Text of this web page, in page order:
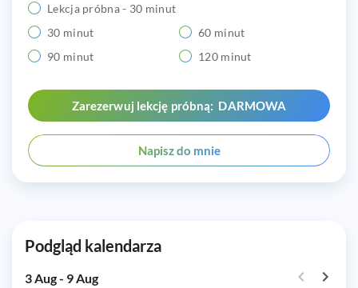
Lekcja próbna - 30 minut
30 minut
60 minut
90 minut
120 minut
Zarezerwuj lekcję próbną: DARMOWA
Napisz do mnie
Podgląd kalendarza
3 Aug - 9 Aug